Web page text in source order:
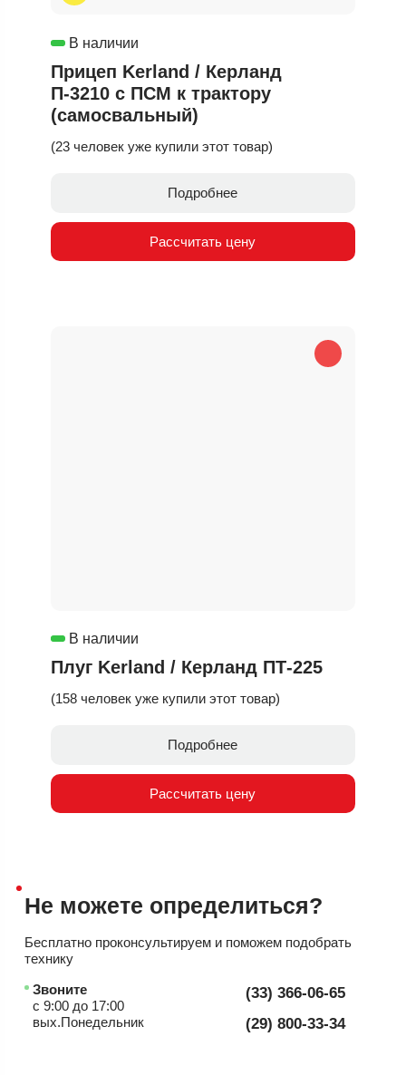
В наличии
Прицеп Kerland / Керланд
П-3210 с ПСМ к трактору
(самосвальный)
(23 человек уже купили этот товар)
Подробнее
Рассчитать цену
В наличии
Плуг Kerland / Керланд ПТ-225
(158 человек уже купили этот товар)
Подробнее
Рассчитать цену
Не можете определиться?
Бесплатно проконсультируем и поможем подобрать
технику
Звоните
с 9:00 до 17:00
вых.Понедельник
(33) 366-06-65
(29) 800-33-34